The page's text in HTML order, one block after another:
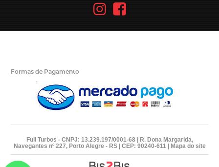
Formas de Pagamento
Full Turbos - CNPJ: 13.239.197/0001-68 | R. Dona Margarida,
Navegantes nº 227, Porto Alegre - RS | CEP: 90240-611 |
Mapa do site